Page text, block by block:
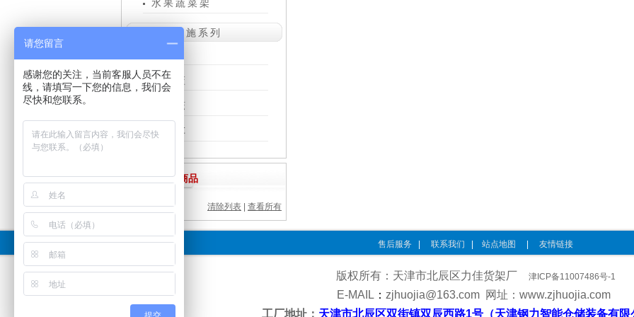
水果蔬菜架
配套设施系列
购物篮
仓储笼
促销车
浏览过的商品
清除列表 查看所有
售后服务 联系我们 站点地图 友情链接
版权所有：天津市北辰区力佳货架厂 津ICP备11007486号-1
E-MAIL ： zjhuojia@163.com网址： www.zjhuojia.com
工厂地址： 天津市北辰区双街镇双辰西路1号（天津钢力智能仓储装备有限
请您留言
感谢您的关注，当前客服人员不在
线，请填写一下您的信息，我们会
尽快和您联系。